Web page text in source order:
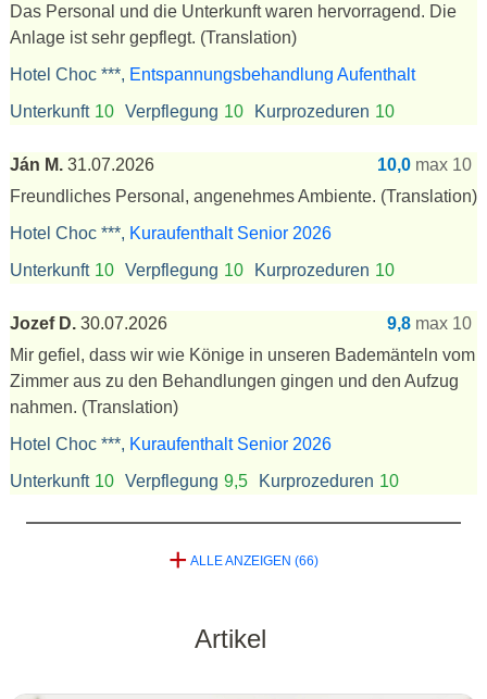
Das Personal und die Unterkunft waren hervorragend. Die
Anlage ist sehr gepflegt. (Translation)
Hotel Choc ***, Entspannungsbehandlung Aufenthalt
Unterkunft 10 Verpflegung 10 Kurprozeduren 10
Ján M. 31.07.2026 10,0 max 10
Freundliches Personal, angenehmes Ambiente. (Translation)
Hotel Choc ***, Kuraufenthalt Senior 2026
Unterkunft 10 Verpflegung 10 Kurprozeduren 10
Jozef D. 30.07.2026 9,8 max 10
Mir gefiel, dass wir wie Könige in unseren Bademänteln vom
Zimmer aus zu den Behandlungen gingen und den Aufzug
nahmen. (Translation)
Hotel Choc ***, Kuraufenthalt Senior 2026
Unterkunft 10 Verpflegung 9,5 Kurprozeduren 10
+ ALLE ANZEIGEN (66)
Artikel